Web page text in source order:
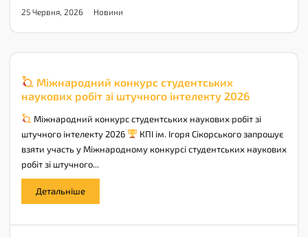
25 Червня, 2026 Новини
Міжнародний конкурс студентських
наукових робіт зі штучного інтелекту 2026
Міжнародний конкурс студентських наукових робіт зі
штучного інтелекту 2026
КПІ ім. Ігоря Сікорського запрошує
взяти участь у Міжнародному конкурсі студентських наукових
робіт зі штучного...
Детальніше